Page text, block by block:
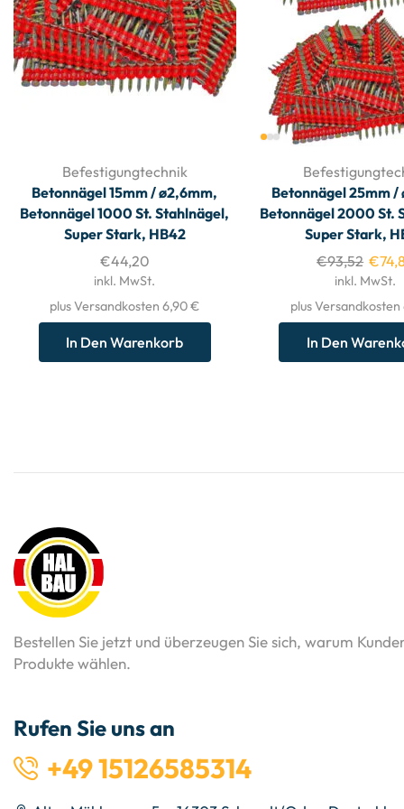
Befestigungtechnik
Betonnägel 15mm / ø2,6mm,
Betonnägel 1000 St. Stahlnägel,
Super Stark, HB42
€44,20
inkl. MwSt.
plus Versandkosten 6,90 €
In Den Warenkorb
Betonnägel 25mm /
Betonnägel 2000 St.
Super Stark,
€93,52 €
inkl. MwSt.
plus
In Den
Bestellen Sie jetzt und überzeugen Sie sich, warum
Produkte wählen.
Rufen Sie uns an
+49 15126585314